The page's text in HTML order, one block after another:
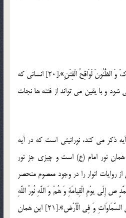
در روایت می خوانیم: «فَإِنَّ الشُّكُوكَ وَ الظُّنُونَ لَوَاقِحُ الْفِتَنِ».[20] انسانی که
و با یقین می تواند از فتنه ها نجات
ذکر می کند، نورانیتی است كه در آیه
نور امام (ع) است و چیزی جز نور
روایات انوار را در وجود معصوم منحصر
ص إِلَى یوْمِ الْقِیامَةِ وَ هُمْ وَ اللَّهِ نُورُ اللَّهِ
الَّذِی أَنْزَلَ وَ هُمْ وَ اللَّهِ نُورُ اللَّهِ فِی السَّمَاوَاتِ وَ فِی الْأَرْض».[21] این همان